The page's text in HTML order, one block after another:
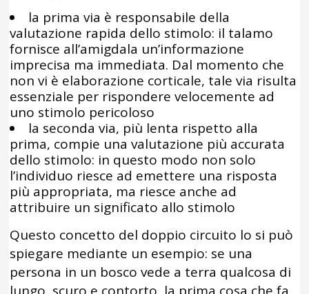
la prima via è responsabile della
valutazione rapida dello stimolo: il talamo
fornisce all’amigdala un’informazione
imprecisa ma immediata. Dal momento che
non vi è elaborazione corticale, tale via risulta
essenziale per rispondere velocemente ad
uno stimolo pericoloso
la seconda via, più lenta rispetto alla
prima, compie una valutazione più accurata
dello stimolo: in questo modo non solo
l’individuo riesce ad emettere una risposta
più appropriata, ma riesce anche ad
attribuire un significato allo stimolo
Questo concetto del doppio circuito lo si può
spiegare mediante un esempio: se una
persona in un bosco vede a terra qualcosa di